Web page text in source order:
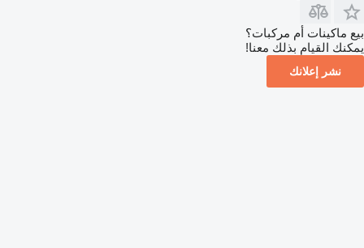
بيع ماكينات أم مركبات؟
يمكنك القيام بذلك معنا!
نشر إعلانك